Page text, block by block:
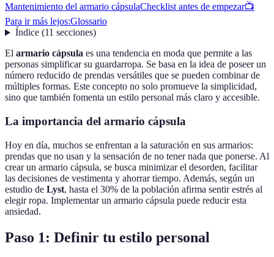
Mantenimiento del armario cápsulaChecklist antes de empezar📺
Para ir más lejos:Glossario
Índice(11 secciones)
El armario cápsula es una tendencia en moda que permite a las
personas simplificar su guardarropa. Se basa en la idea de poseer un
número reducido de prendas versátiles que se pueden combinar de
múltiples formas. Este concepto no solo promueve la simplicidad,
sino que también fomenta un estilo personal más claro y accesible.
La importancia del armario cápsula
Hoy en día, muchos se enfrentan a la saturación en sus armarios:
prendas que no usan y la sensación de no tener nada que ponerse. Al
crear un armario cápsula, se busca minimizar el desorden, facilitar
las decisiones de vestimenta y ahorrar tiempo. Además, según un
estudio de Lyst, hasta el 30% de la población afirma sentir estrés al
elegir ropa. Implementar un armario cápsula puede reducir esta
ansiedad.
Paso 1: Definir tu estilo personal